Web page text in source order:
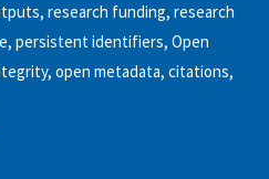
research funding, research
persistent identifiers, Open
open metadata, citations,